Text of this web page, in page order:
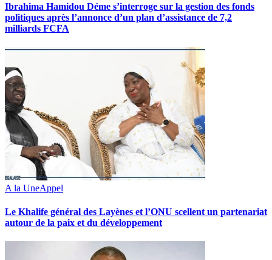
Ibrahima Hamidou Déme s’interroge sur la gestion des fonds
politiques après l’annonce d’un plan d’assistance de 7,2
milliards FCFA
A la UneAppel
Le Khalife général des Layènes et l’ONU scellent un partenariat
autour de la paix et du développement